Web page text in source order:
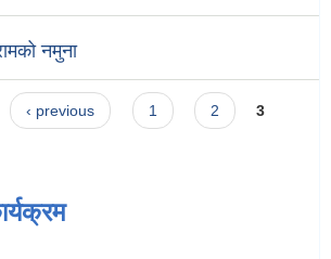
नमुना
‹ previous 1 2 3